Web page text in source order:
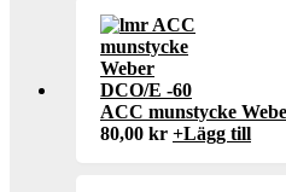
ACC munstycke
80,00 kr +Lägg till